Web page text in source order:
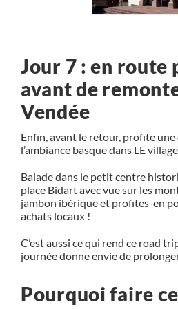
Jour 7 : en route
avant de
Vendée
Enfin, avant le retour, profite
l’ambiance basque dans LE
Balade dans le petit centre
place Bidart avec vue sur les
jambon ibérique et profites-en
achats locaux !
C’est aussi ce qui rend ce road
journée donne envie de
Pourquoi faire